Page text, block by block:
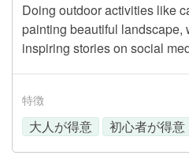
Doing outdoor activities like
painting beautiful landscape,
inspiring stories on social
特徴
大人が得意 初心者が得意